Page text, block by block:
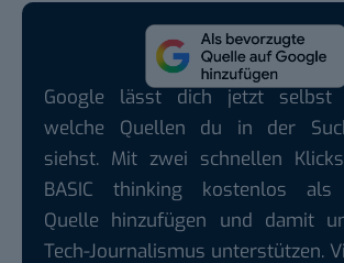
Google lässt dich jetzt selbst
welche Quellen du in der
siehst. Mit zwei schnellen
BASIC thinking kostenlos als
Quelle hinzufügen und damit
Tech-Journalismus unterstützen.